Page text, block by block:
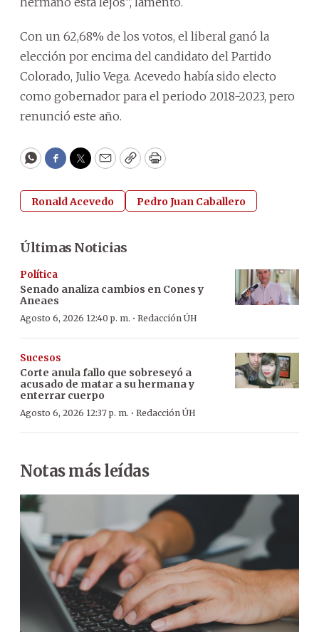
Con un 62,68% de los votos, el liberal ganó la
elección por encima del candidato del Partido
Colorado, Julio Vega. Acevedo había sido electo
como gobernador para el periodo 2018-2023, pero
renunció este año.
WhatsApp
Facebook
Twitter
EmailCopyPrint
Ronald Acevedo Pedro Juan Caballero
Últimas Noticias
Política
Senado analiza cambios en Cones y
Aneaes
Agosto 6, 2026 12:40 p. m. · Redacción ÚH
Sucesos
Corte anula fallo que sobreseyó a
acusado de matar a su hermana y
enterrar cuerpo
Agosto 6, 2026 12:37 p. m. · Redacción ÚH
Notas más leídas